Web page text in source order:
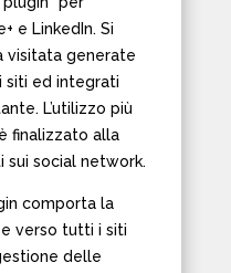
e LinkedIn. Si
visitata generate
ed integrati
L’utilizzo più
finalizzato alla
sui social network.
comporta la
verso tutti i siti
delle